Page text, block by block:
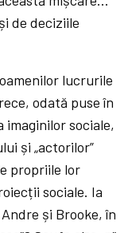
de deciziile
lucrurile
odată puse în
sociale,
și „actorilor”
propriile lor
sociale. Ia
și Brooke, în